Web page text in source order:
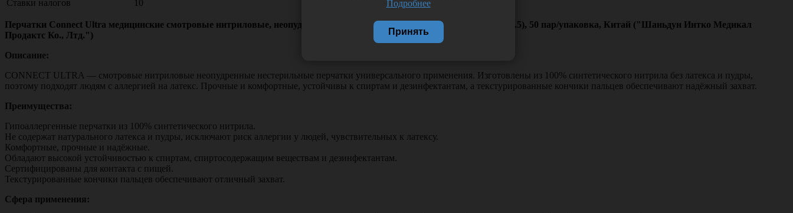
Ставки налогов
10
Перчатки Connect Ultra медицинские смотровые нитриловые, неопудренные, нестерильные, цвет голубой, размер M (7.5), 50 пар/упаковка, Китай ("Шаньдун Интко Медикал
Продактс Ко., Лтд.")
Описание:
CONNECT ULTRA — смотровые нитриловые неопудренные нестерильные перчатки универсального применения. Изготовлены из 100% синтетического нитрила без латекса и пудры,
поэтому подходят людям с аллергией на латекс. Прочные и комфортные, устойчивы к спиртам и дезинфектантам, а текстурированные кончики пальцев обеспечивают надёжный захват.
Преимущества:
Гипоаллергенные перчатки из 100% синтетического нитрила.
Не содержат натурального латекса и пудры, исключают риск аллергии у людей, чувствительных к латексу.
Комфортные, прочные и надёжные.
Обладают высокой устойчивостью к спиртам, спиртосодержащим веществам и дезинфектантам.
Сертифицированы для контакта с пищей.
Текстурированные кончики пальцев обеспечивают отличный захват.
Сфера применения:
Подробнее
Принять